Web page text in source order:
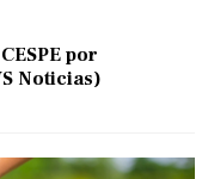
por
Noticias)